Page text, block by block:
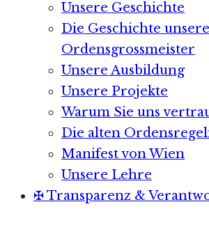
Unsere Geschichte
Die Geschichte
Ordensgrossmeister
Unsere Ausbildung
Unsere Projekte
Warum Sie uns
Die alten
Manifest von Wien
Unsere Lehre
✠ Transparenz &